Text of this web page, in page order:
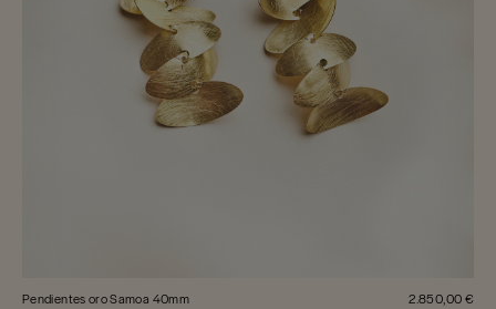
Pendientes oro Samoa 40mm 2.850,00 €